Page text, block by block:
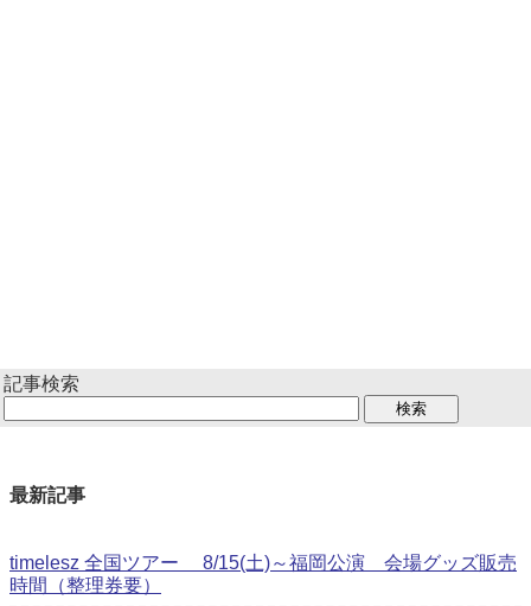
記事検索
最新記事
timelesz 全国ツアー 8/15(土)～福岡公演 会場グッズ販売
時間（整理券要）